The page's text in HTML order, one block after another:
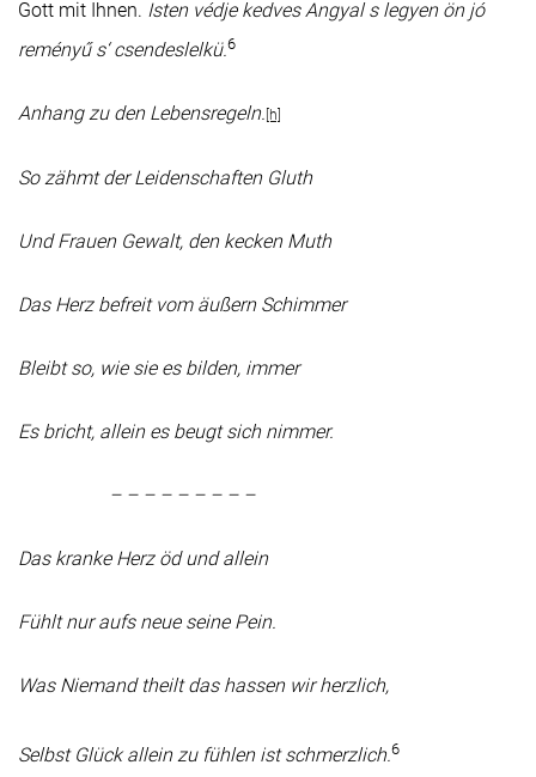
Gott mit Ihnen. Isten védje kedves Angyal s legyen ön jó
reményű s‘ csendeslelkü.6
Anhang zu den Lebensregeln. [h]
So zähmt der Leidenschaften Gluth
Und Frauen Gewalt, den kecken Muth
Das Herz befreit vom äußern Schimmer
Bleibt so, wie sie es bilden, immer
Es bricht, allein es beugt sich nimmer.
– – – – – – – – –
Das kranke Herz öd und allein
Fühlt nur aufs neue seine Pein.
Was Niemand theilt das hassen wir herzlich,
Selbst Glück allein zu fühlen ist schmerzlich.6